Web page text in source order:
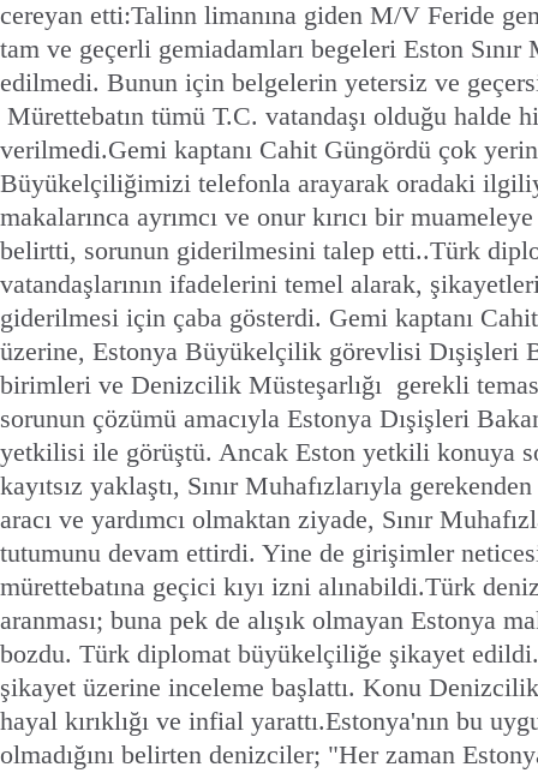
cereyan etti:Talinn limanına giden M/V Feride
tam ve geçerli gemiadamları begeleri Eston Sınır
edilmedi. Bunun için belgelerin yetersiz ve
Mürettebatın tümü T.C. vatandaşı olduğu halde
verilmedi.Gemi kaptanı Cahit Güngördü çok
Büyükelçiliğimizi telefonla arayarak oradaki
makalarınca ayrımcı ve onur kırıcı bir
belirtti, sorunun giderilmesini talep etti..Türk
vatandaşlarının ifadelerini temel alarak,
giderilmesi için çaba gösterdi. Gemi kaptanı
üzerine, Estonya Büyükelçilik görevlisi Dışişleri
birimleri ve Denizcilik Müsteşarlığı gerekli
sorunun çözümü amacıyla Estonya Dışişleri
yetkilisi ile görüştü. Ancak Eston yetkili konuya
kayıtsız yaklaştı, Sınır Muhafızlarıyla
aracı ve yardımcı olmaktan ziyade, Sınır
tutumunu devam ettirdi. Yine de girişimler
mürettebatına geçici kıyı izni alınabildi.Türk
aranması; buna pek de alışık olmayan Estonya
bozdu. Türk diplomat büyükelçiliğe şikayet
şikayet üzerine inceleme başlattı. Konu
hayal kırıklığı ve infial yarattı.Estonya'nın bu
olmadığını belirten denizciler; "Her zaman